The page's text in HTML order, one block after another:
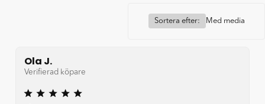
Sortera efter: Med media
Ola J.
Verifierad köpare